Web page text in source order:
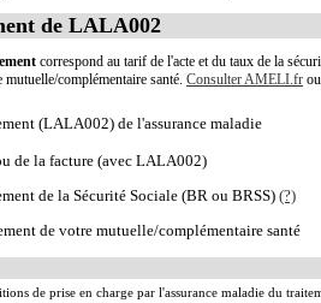
de LALA002
correspond au tarif de l'acte et du taux de la
mutuelle/complémentaire santé. Consulter AMELI.fr
(LALA002) de l'assurance maladie
de la facture (avec LALA002)
de la Sécurité Sociale (BR ou BRSS) (?)
de votre mutuelle/complémentaire santé
de prise en charge par l'assurance maladie du